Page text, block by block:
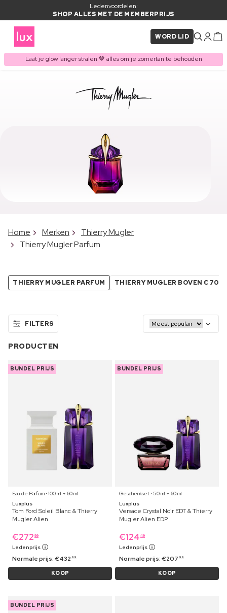
Ledenvoordelen:
SHOP ALLES MET DE MEMBERPRIJS
WORD LID
Laat je glow langer stralen 🤎 alles om je zomertan te behouden
Home Merken
Thierry Mugler
Thierry Mugler Parfum
THIERRY MUGLER PARFUM THIERRY MUGLER BOVEN €70
FILTERS
PRODUCTEN
BUNDEL PRIJS
Eau de Parfum ⋅ 100 ml + 60 ml
Luxplus
Tom Ford Soleil Blanc & Thierry
Mugler Alien
€272 99
Ledenprijs
Normale prijs:€432 99
KOOP
BUNDEL PRIJS
Geschenkset ⋅ 50 ml + 60 ml
Luxplus
Versace Crystal Noir EDT & Thierry
Mugler Alien EDP
€124 49
Ledenprijs
Normale prijs:€207 99
KOOP
BUNDEL PRIJS